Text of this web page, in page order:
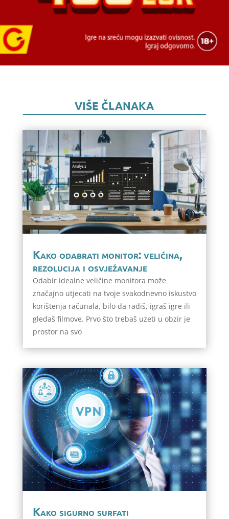
VIŠE ČLANAKA
Kako odabrati monitor: veličina,
rezolucija i osvježavanje
Odabir idealne veličine monitora može
značajno utjecati na tvoje svakodnevno iskustvo
korištenja računala, bilo da radiš, igraš igre ili
gledaš filmove. Prvo što trebaš uzeti u obzir je
prostor na svo
Kako sigurno surfati